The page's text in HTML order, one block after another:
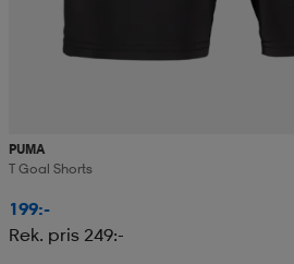
PUMA
T Goal Shorts
199:-
Rek. pris 249:-